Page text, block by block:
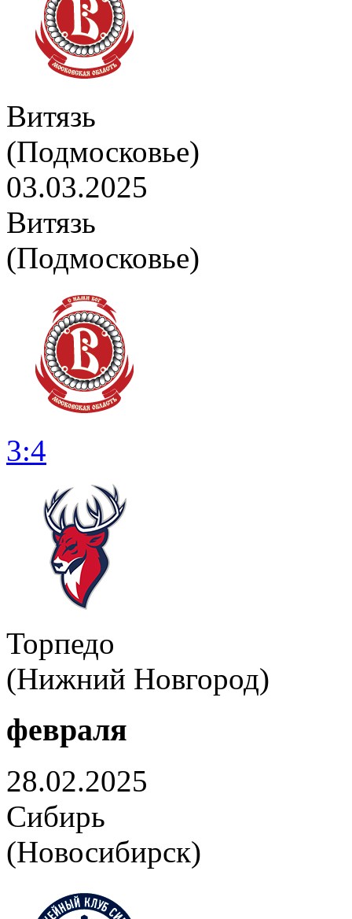
Витязь
(Подмосковье)
03.03.2025
Витязь
(Подмосковье)
3:4
Торпедо
(Нижний Новгород)
февраля
28.02.2025
Сибирь
(Новосибирск)